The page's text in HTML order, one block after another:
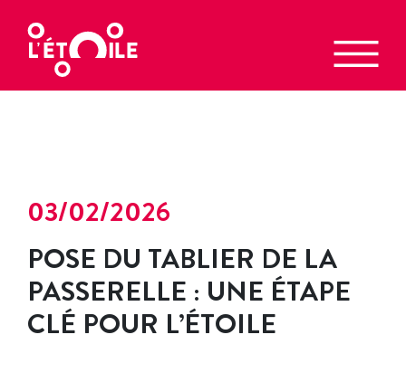
03/02/2026
POSE DU TABLIER DE LA
PASSERELLE : UNE ÉTAPE
CLÉ POUR L’ÉTOILE